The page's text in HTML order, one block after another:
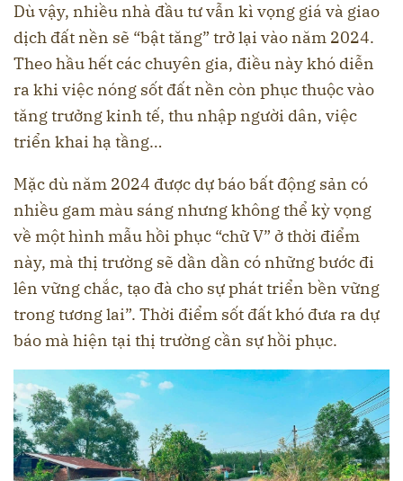
Dù vậy, nhiều nhà đầu tư vẫn kì vọng giá và giao
dịch đất nền sẽ “bật tăng” trở lại vào năm 2024.
Theo hầu hết các chuyên gia, điều này khó diễn
ra khi việc nóng sốt đất nền còn phục thuộc vào
tăng trưởng kinh tế, thu nhập người dân, việc
triển khai hạ tầng…
Mặc dù năm 2024 được dự báo bất động sản có
nhiều gam màu sáng nhưng không thể kỳ vọng
về một hình mẫu hồi phục “chữ V” ở thời điểm
này, mà thị trường sẽ dần dần có những bước đi
lên vững chắc, tạo đà cho sự phát triển bền vững
trong tương lai”. Thời điểm sốt đất khó đưa ra dự
báo mà hiện tại thị trường cần sự hồi phục.